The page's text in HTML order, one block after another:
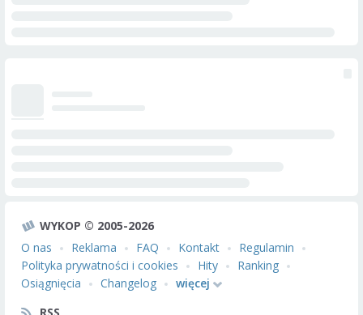
WYKOP © 2005-2026
O nas
Reklama FAQ Kontakt
Regulamin
Polityka prywatności i cookies
Hity
Ranking
Osiągnięcia
Changelog
więcej